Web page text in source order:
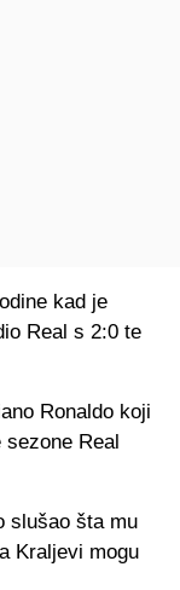
kad je
Real s 2:0 te
Ronaldo koji
Real
slušao šta mu
Kraljevi mogu